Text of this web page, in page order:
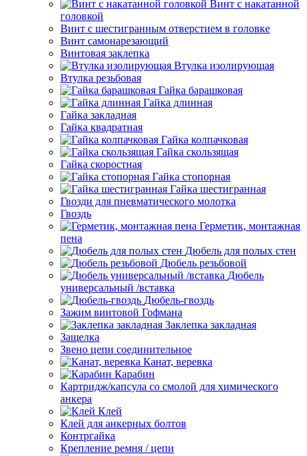
Винт с накатанной
головкой
Винт с шестигранным отверстием в головке
Винт самонарезающий
Винтовая заклепка
Втулка изолирующая
Втулка резьбовая
Гайка барашковая
Гайка длинная
Гайка закладная
Гайка квадратная
Гайка колпачковая
Гайка скользящая
Гайка скоростная
Гайка стопорная
Гайка шестигранная
Гвозди для пневматического молотка
Гвоздь
Герметик, монтажная
пена
Дюбель для полых стен
Дюбель резьбовой
Дюбель
универсальный /вставка
Дюбель-гвоздь
Зажим винтовой Гофмана
Заклепка закладная
Защелка
Звено цепи соединительное
Канат, веревка
Карабин
Картридж/капсула со смолой для химического
анкера
Клей
Клей для анкерных болтов
Контргайка
Крепление ремня / цепи